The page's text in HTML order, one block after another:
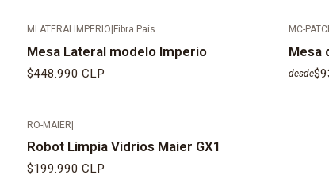
MLATERALIMPERIO Fibra País
Mesa Lateral modelo Imperio
$448.990 CLP
MC-
Mesa
desde
RO-MAIER|
Robot Limpia Vidrios Maier GX1
$199.990 CLP